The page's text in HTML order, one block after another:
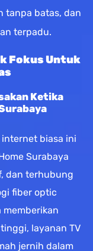
tanpa batas, dan
terpadu.
Fokus Untuk
Ketika
internet biasa ini
Surabaya
dan terhubung
fiber optic
memberikan
layanan TV
jernih dalam